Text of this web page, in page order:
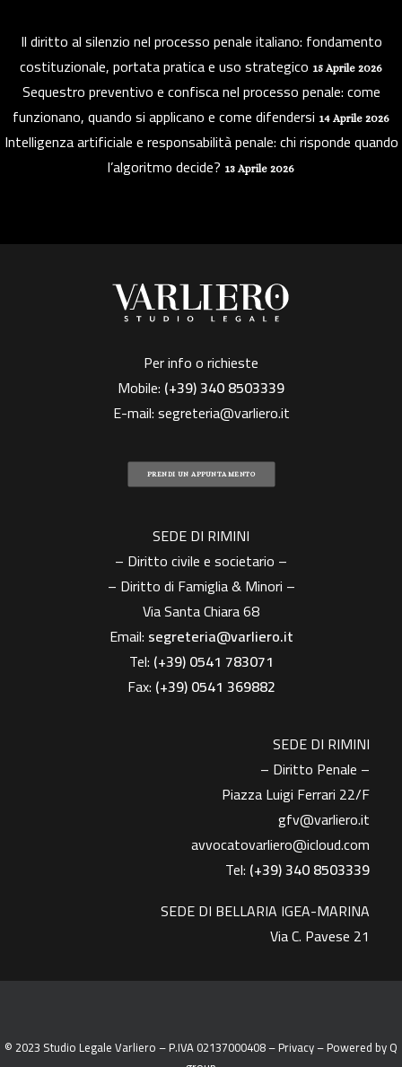
Il diritto al silenzio nel processo penale italiano: fondamento
costituzionale, portata pratica e uso strategico 15 Aprile 2026
Sequestro preventivo e confisca nel processo penale: come
funzionano, quando si applicano e come difendersi 14 Aprile 2026
Intelligenza artificiale e responsabilità penale: chi risponde quando
l’algoritmo decide? 13 Aprile 2026
Per info o richieste
Mobile: (+39)340 8503339
E-mail:segreteria@varliero.it
PRENDI UN APPUNTAMENTO
SEDE DI RIMINI
– Diritto civile e societario –
– Diritto di Famiglia & Minori –
Via Santa Chiara 68
Email: segreteria@varliero.it
Tel: (+39) 0541 783071
Fax: (+39)0541 369882
SEDE DI RIMINI
– Diritto Penale –
Piazza Luigi Ferrari 22/F
gfv@varliero.it
avvocatovarliero@icloud.com
Tel: (+39) 340 8503339
SEDE DI BELLARIA IGEA-MARINA
Via C. Pavese 21
© 2023 Studio Legale Varliero – P.IVA 02137000408 –Privacy– Powered byQ